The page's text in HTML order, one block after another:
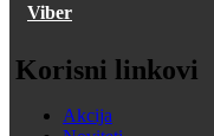
Viber
Korisni linkovi
Akcija